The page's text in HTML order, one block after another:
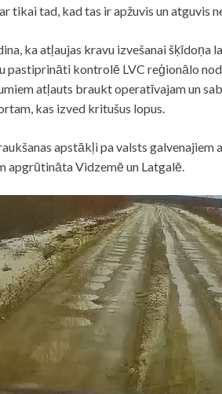
tikai tad, kad tas ir apžuvis un atguvis
ka atļaujas kravu izvešanai šķīdoņa
pastiprināti kontrolē LVC reģionālo
atļauts braukt operatīvajam un
kas izved kritušus lopus.
apstākļi pa valsts galvenajiem
apgrūtināta Vidzemē un Latgalē.